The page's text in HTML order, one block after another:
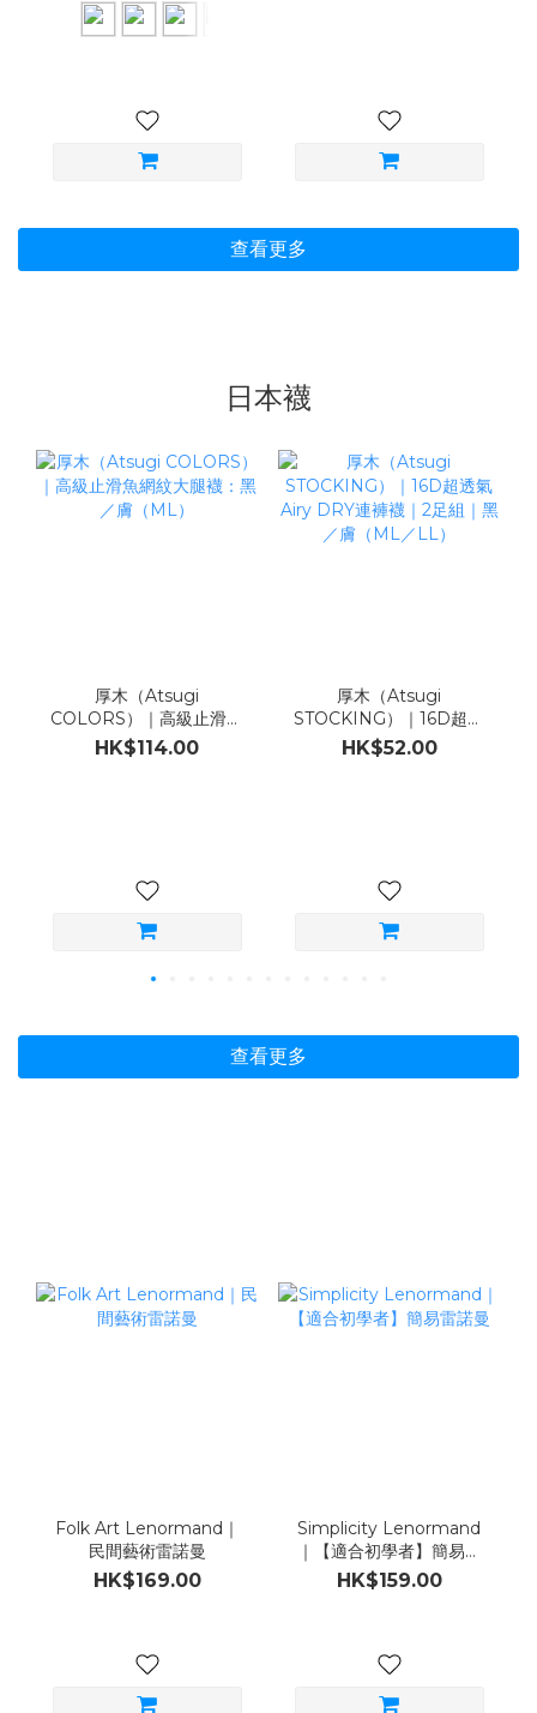
查看更多
日本襪
厚木（Atsugi
COLORS）｜高級止滑魚
網紋大腿襪：黑／膚
HK$114.00
厚木（Atsugi
STOCKING）｜16D超透
氣Airy DRY連褲襪｜2足
HK$52.00
查看更多
Folk Art Lenormand｜
民間藝術雷諾曼
HK$169.00
Simplicity Lenormand
｜【適合初學者】簡易雷
諾曼
HK$159.00